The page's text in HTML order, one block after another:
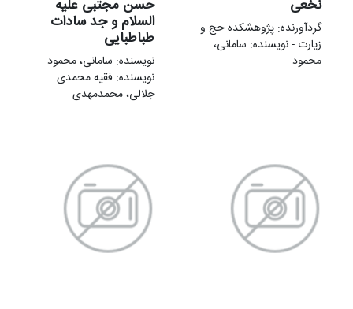
نخعی
گردآورنده: پژوهشكده حج و
زيارت - نویسنده: سامانی،
محمود
حسن مجتبی علیه
السلام و جد سادات
طباطبایی
نویسنده: سامانی، محمود -
نویسنده: فقیه محمدی
جلالی، محمدمهدی